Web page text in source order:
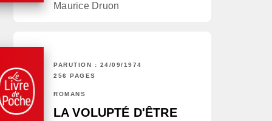
Maurice Druon
PARUTION : 24/09/1974
256 PAGES
ROMANS
LA VOLUPTÉ D'ÊTRE